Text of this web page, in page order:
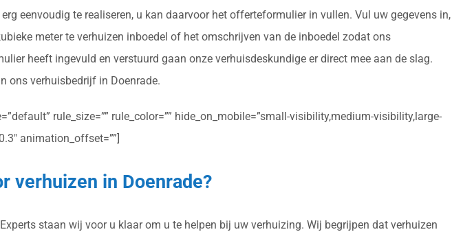
eenvoudig te realiseren, u kan daarvoor het offerteformulier in vullen. Vul uw gegevens in,
meter te verhuizen inboedel of het omschrijven van de inboedel zodat ons
heeft ingevuld en verstuurd gaan onze verhuisdeskundige er direct mee aan de slag.
ons verhuisbedrijf in Doenrade.
rule_size=”” rule_color=”” hide_on_mobile=”small-visibility,medium-visibility,large-
animation_offset=””]
verhuizen in Doenrade?
staan wij voor u klaar om u te helpen bij uw verhuizing. Wij begrijpen dat verhuizen